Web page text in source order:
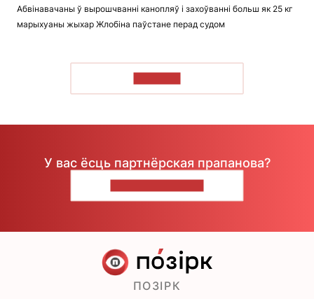
Абвінавачаны ў вырошчванні канопляў і захоўванні больш як 25 кг
марыхуаны жыхар Жлобіна паўстане перад судом
У вас ёсць партнёрская прапанова?
ПОЗІРК